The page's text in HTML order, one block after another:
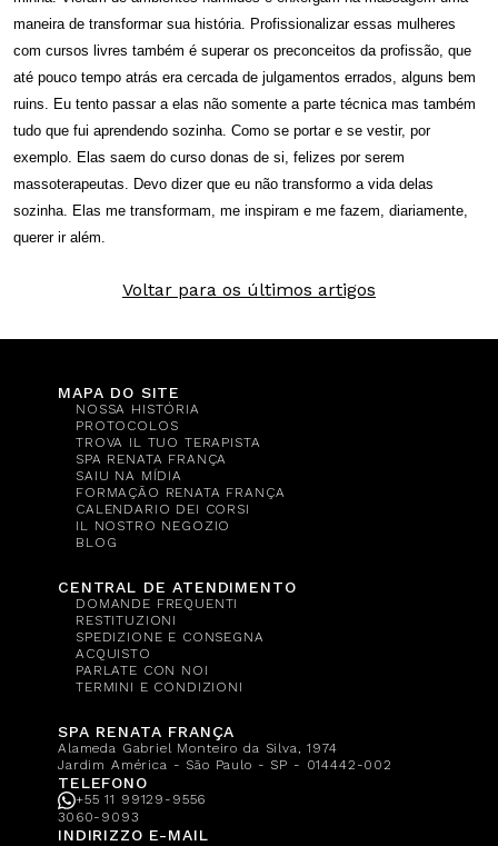
maneira de transformar sua história. Profissionalizar essas mulheres
com cursos livres também é superar os preconceitos da profissão, que
até pouco tempo atrás era cercada de julgamentos errados, alguns bem
ruins. Eu tento passar a elas não somente a parte técnica mas também
tudo que fui aprendendo sozinha. Como se portar e se vestir, por
exemplo. Elas saem do curso donas de si, felizes por serem
massoterapeutas. Devo dizer que eu não transformo a vida delas
sozinha. Elas me transformam, me inspiram e me fazem, diariamente,
querer ir além.
Voltar para os últimos artigos
MAPA DO SITE
NOSSA HISTÓRIA
PROTOCOLOS
TROVA IL TUO TERAPISTA
SPA RENATA FRANÇA
SAIU NA MÍDIA
FORMAÇÃO RENATA FRANÇA
CALENDARIO DEI CORSI
IL NOSTRO NEGOZIO
BLOG
CENTRAL DE ATENDIMENTO
DOMANDE FREQUENTI
RESTITUZIONI
SPEDIZIONE E CONSEGNA
ACQUISTO
PARLATE CON NOI
TERMINI E CONDIZIONI
SPA RENATA FRANÇA
Alameda Gabriel Monteiro da Silva, 1974
Jardim América - São Paulo - SP - 014442-002
TELEFONO
+55 11 99129-9556
3060-9093
INDIRIZZO E-MAIL